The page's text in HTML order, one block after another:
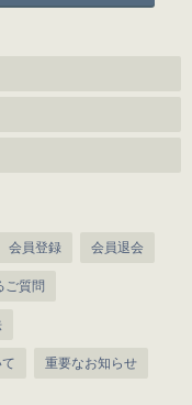
会員登録 会員退会
ご質問
重要なお知らせ